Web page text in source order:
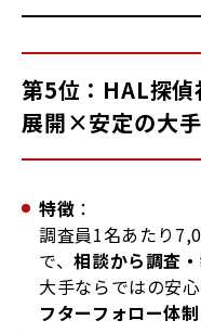
第5位：HAL探偵
展開×安定の大手
特徴 ：
調査員1名あたり
で、相談から調査
大手ならではの安
フターフォロー体